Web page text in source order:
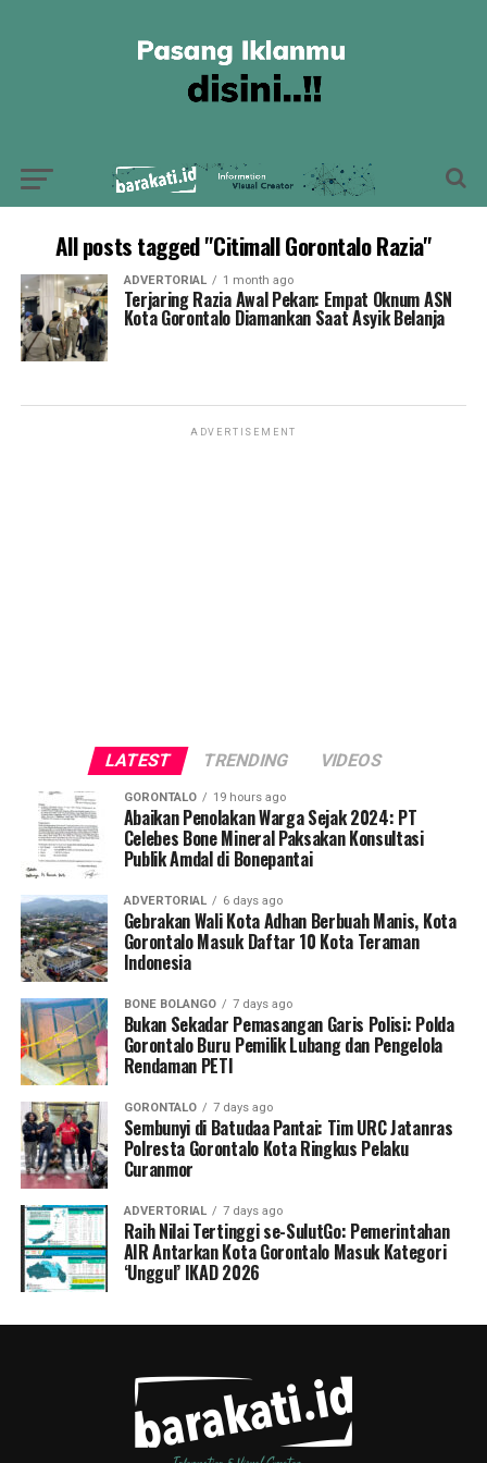
All posts tagged "Citimall Gorontalo Razia"
ADVERTORIAL 1 month ago
Terjaring Razia Awal Pekan: Empat Oknum ASN
Kota Gorontalo Diamankan Saat Asyik Belanja
ADVERTISEMENT
LATEST TRENDING VIDEOS
GORONTALO 19 hours ago
Abaikan Penolakan Warga Sejak 2024: PT
Celebes Bone Mineral Paksakan Konsultasi
Publik Amdal di Bonepantai
ADVERTORIAL 6 days ago
Gebrakan Wali Kota Adhan Berbuah Manis, Kota
Gorontalo Masuk Daftar 10 Kota Teraman
Indonesia
BONE BOLANGO 7 days ago
Bukan Sekadar Pemasangan Garis Polisi: Polda
Gorontalo Buru Pemilik Lubang dan Pengelola
Rendaman PETI
GORONTALO 7 days ago
Sembunyi di Batudaa Pantai: Tim URC Jatanras
Polresta Gorontalo Kota Ringkus Pelaku
Curanmor
ADVERTORIAL 7 days ago
Raih Nilai Tertinggi se-SulutGo: Pemerintahan
AIR Antarkan Kota Gorontalo Masuk Kategori
‘Unggul’ IKAD 2026